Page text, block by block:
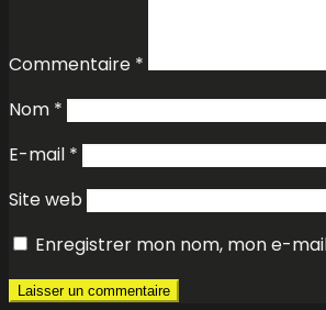
Commentaire *
Nom *
E-mail *
Site web
Enregistrer mon nom, mon e-